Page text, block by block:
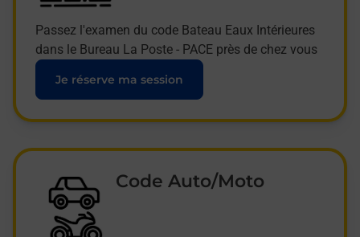
Passez l'examen du code Bateau Eaux Intérieures
dans le Bureau La Poste - PACE près de chez vous
Je réserve ma session
Code Auto/Moto